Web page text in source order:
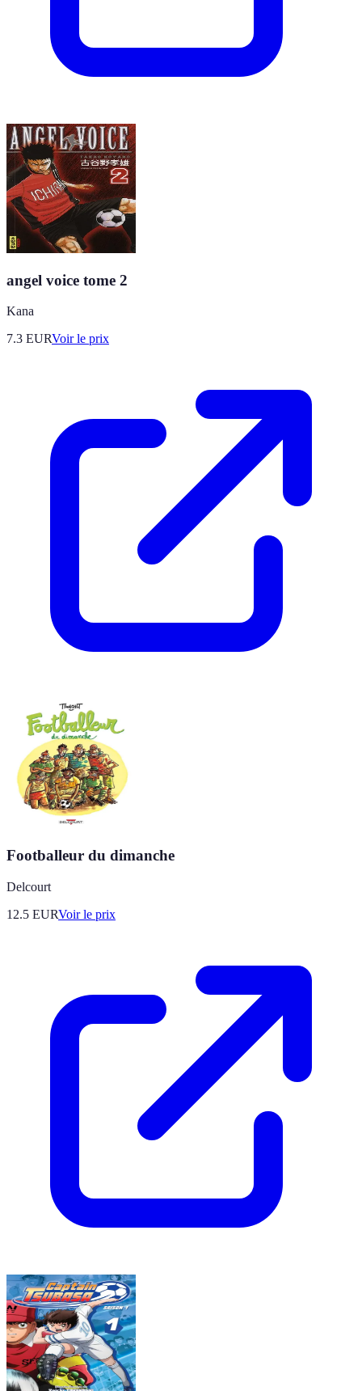
angel voice tome 2
Kana
7.3 EURVoir le prix
Footballeur du dimanche
Delcourt
12.5 EURVoir le prix